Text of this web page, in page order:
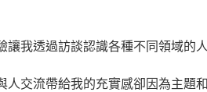
我透過訪談認識各種不同領域的
交流帶給我的充實感卻因為主題